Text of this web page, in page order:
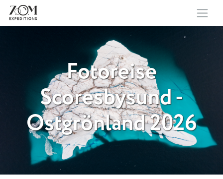
Fotoreise
Scoresbysund -
Ostgrönland 2026